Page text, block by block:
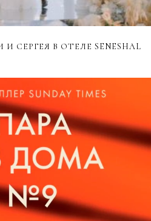
СЕРГЕЯ В ОТЕЛЕ SENESHAL